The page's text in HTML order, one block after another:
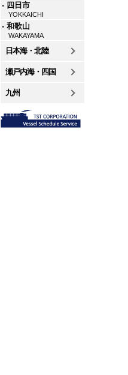
- 四日市
YOKKAICHI
- 和歌山
WAKAYAMA
日本海・北陸
瀬戸内海・四国
九州